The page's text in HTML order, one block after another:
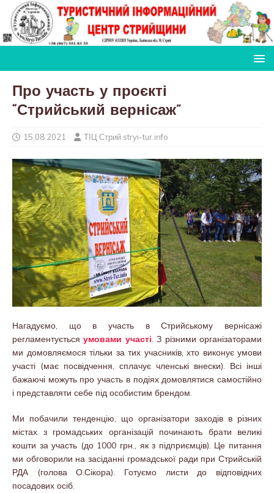
Про участь у проєкті
“Стрийський вернісаж”
15.08.2021 ТІЦ Стрий stryi-tur.info
Нагадуємо, що в участь в Стрийському вернісажі
регламентуєтьсяумовами участі. З різними організаторами
ми домовляємося тільки за тих учасників, хто виконує умови
участі (має посвідчення, сплачує членські внески). Всі інші
бажаючі можуть про участь в подіях домовлятися самостійно
і представляти себе під особистим брендом.
Ми побачили тенденцію, що організатори заходів в різних
містах з громадських організацій починають брати великі
кошти за участь (до 1000 грн., як з підприємців). Це питання
ми обговорили на засіданні громадської ради при Стрийській
РДА (голова О.Сікора). Готуємо листи до відповідних
посадових осіб.